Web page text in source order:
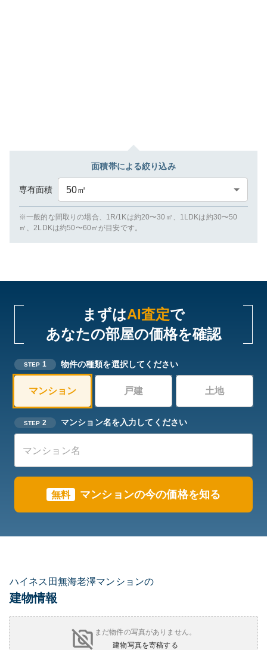
面積帯による絞り込み
専有面積 50㎡
※一般的な間取りの場合、1R/1Kは約20〜30㎡、1LDKは約30〜50
㎡、2LDKは約50〜60㎡が目安です。
まずはAI査定で
あなたの部屋の価格を確認
STEP 1 物件の種類を選択してください
マンション 戸建 土地
STEP 2 マンション名を入力してください
無料 マンションの今の価格を知る
ハイネス田無海老澤マンションの
建物情報
まだ物件の写真がありません。
建物写真を寄稿する